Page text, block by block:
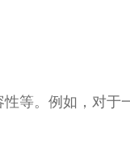
等。例如，对于